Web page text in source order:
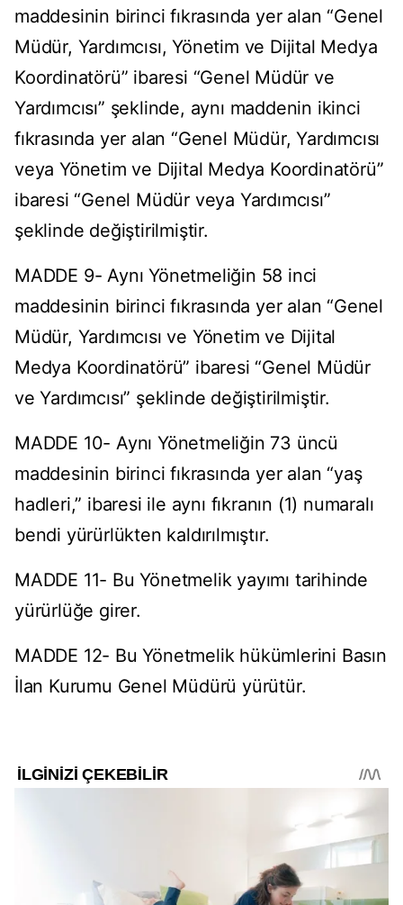
maddesinin birinci fıkrasında yer alan “Genel
Müdür, Yardımcısı, Yönetim ve Dijital Medya
Koordinatörü” ibaresi “Genel Müdür ve
Yardımcısı” şeklinde, aynı maddenin ikinci
fıkrasında yer alan “Genel Müdür, Yardımcısı
veya Yönetim ve Dijital Medya Koordinatörü”
ibaresi “Genel Müdür veya Yardımcısı”
şeklinde değiştirilmiştir.
MADDE 9- Aynı Yönetmeliğin 58 inci
maddesinin birinci fıkrasında yer alan “Genel
Müdür, Yardımcısı ve Yönetim ve Dijital
Medya Koordinatörü” ibaresi “Genel Müdür
ve Yardımcısı” şeklinde değiştirilmiştir.
MADDE 10- Aynı Yönetmeliğin 73 üncü
maddesinin birinci fıkrasında yer alan “yaş
hadleri,” ibaresi ile aynı fıkranın (1) numaralı
bendi yürürlükten kaldırılmıştır.
MADDE 11- Bu Yönetmelik yayımı tarihinde
yürürlüğe girer.
MADDE 12- Bu Yönetmelik hükümlerini Basın
İlan Kurumu Genel Müdürü yürütür.